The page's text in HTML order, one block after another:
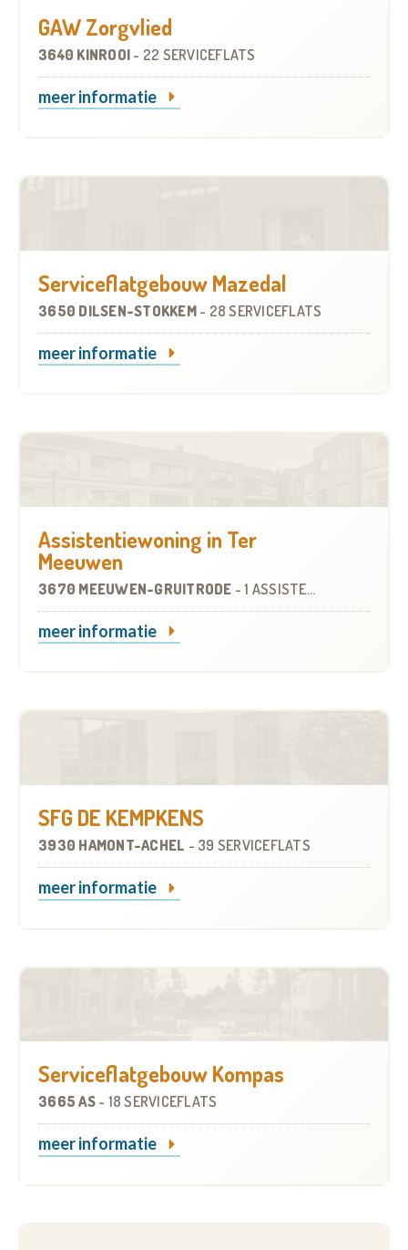
GAW Zorgvlied
3640 KINROOI - 22 SERVICEFLATS
meer informatie
Serviceflatgebouw Mazedal
3650 DILSEN-STOKKEM - 28 SERVICEFLATS
meer informatie
Assistentiewoning in Ter
Meeuwen
3670 MEEUWEN-GRUITRODE -1 ASSISTENTIEWONING
meer informatie
SFG DE KEMPKENS
3930 HAMONT-ACHEL - 39 SERVICEFLATS
meer informatie
Serviceflatgebouw Kompas
3665 AS - 18 SERVICEFLATS
meer informatie